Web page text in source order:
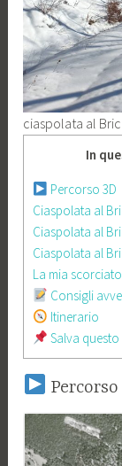
ciaspolata al
In
Percorso 3D
Ciaspolata al
Ciaspolata al
Ciaspolata al
La mia
Consigli
Itinerario
Salva
Percorso